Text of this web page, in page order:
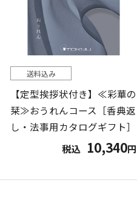
送料込み
【定型挨拶状付き】≪彩華の
栞≫おうれんコース［香典返
し・法事用カタログギフト］
税込 10,340円